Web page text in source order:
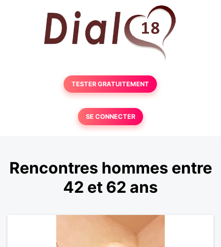
TESTER GRATUITEMENT
SE CONNECTER
Rencontres hommes entre
42 et 62 ans